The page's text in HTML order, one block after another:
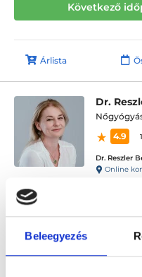
Beleegyezés
Következő
Árlista
Dr.
4.9
Dr. Reszler
Online
Árlista